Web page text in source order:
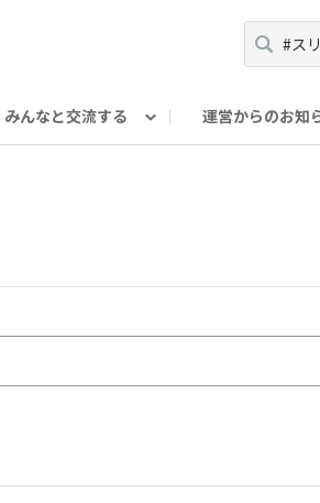
みんなと交流する 運営からのお知